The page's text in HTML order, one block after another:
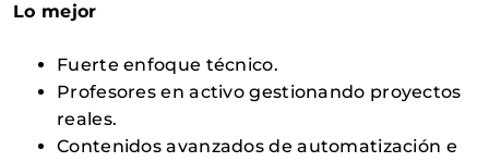
Lo mejor
Fuerte enfoque técnico.
Profesores en activo gestionando proyectos
reales.
Contenidos avanzados de automatización e